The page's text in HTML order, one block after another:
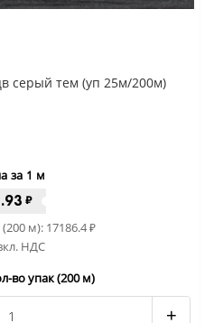
серый тем (уп 25м/200м)
за 1 м
₽
м): 17186.4₽
НДС
во упак (200 м)
+